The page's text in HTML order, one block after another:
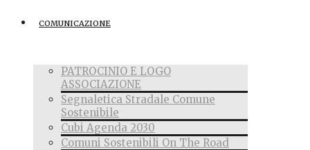
COMUNICAZIONE
PATROCINIO E LOGO
ASSOCIAZIONE
Segnaletica Stradale Comune
Sostenibile
Cubi Agenda 2030
Comuni Sostenibili On The Road